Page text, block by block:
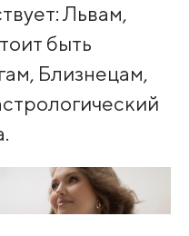
Львам,
быть
Близнецам,